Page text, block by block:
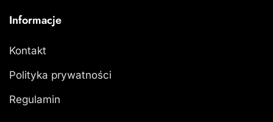
Informacje
Kontakt
Polityka prywatności
Regulamin